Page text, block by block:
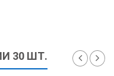
30 ШТ.